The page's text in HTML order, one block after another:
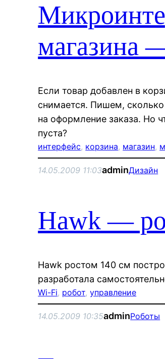
магазина
Если товар добавлен в
снимается. Пишем,
на оформление заказа. Но
пуста?
интерфейс, корзина, магазин,
14.05.2009 11:03adminДизайн
Hawk —
Hawk ростом 140 см
разработала
Wi-Fi, робот, управление
14.05.2009 10:35adminРоботы